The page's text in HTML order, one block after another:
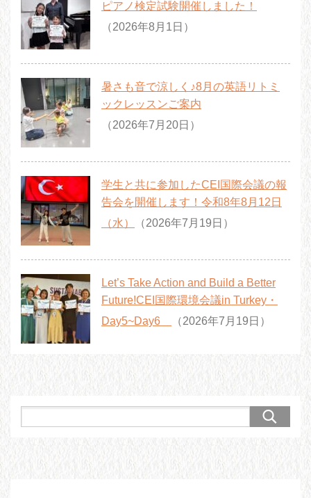
ピアノ検定試験開催しました！
（2026年8月1日）
暑さも音で涼しく♪8月の英語リトミ
ックレッスンご案内
（2026年7月20日）
学生と共に参加したCEI国際会議の報
告会を開催します！令和8年8月12日
（水）
（2026年7月19日）
Let’s Take Action and Build a Better
Future!CEI国際環境会議in Turkey・
Day5~Day6
（2026年7月19日）